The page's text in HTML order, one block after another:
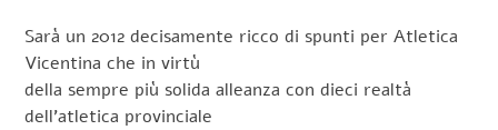
Sarà un 2012 decisamente ricco di spunti per Atletica
Vicentina che in virtù
della sempre più solida alleanza con dieci realtà
dell’atletica provinciale